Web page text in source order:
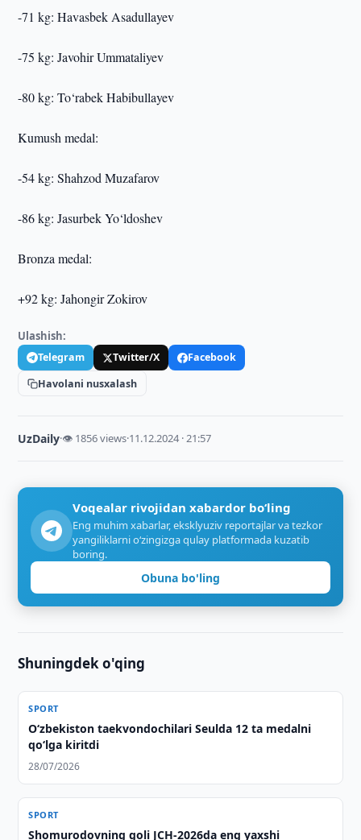
-71 kg: Havasbek Asadullayev
-75 kg: Javohir Ummataliyev
-80 kg: To‘rabek Habibullayev
Kumush medal:
-54 kg: Shahzod Muzafarov
-86 kg: Jasurbek Yo‘ldoshev
Bronza medal:
+92 kg: Jahongir Zokirov
Ulashish:
Telegram Twitter/X
Facebook
Havolani nusxalash
UzDaily·👁 1856 views·11.12.2024 · 21:57
Voqealar rivojidan xabardor bo‘ling
Eng muhim xabarlar, eksklyuziv reportajlar va tezkor
yangiliklarni o‘zingizga qulay platformada kuzatib
boring.
Obuna bo'ling
Shuningdek o'qing
SPORT
O‘zbekiston taekvondochilari Seulda 12 ta medalni
qo‘lga kiritdi
28/07/2026
SPORT
Shomurodovning goli JCH-2026da eng yaxshi